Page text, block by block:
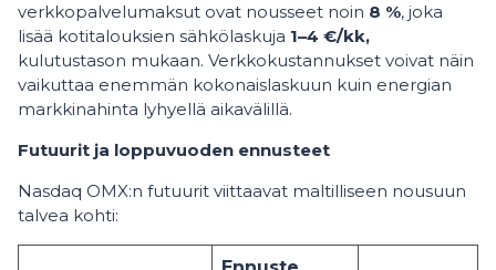
verkkopalvelumaksut ovat nousseet noin 8 %, joka
lisää kotitalouksien sähkölaskuja 1–4 €/kk,
kulutustason mukaan. Verkkokustannukset voivat näin
vaikuttaa enemmän kokonaislaskuun kuin energian
markkinahinta lyhyellä aikavälillä.
Futuurit ja loppuvuoden ennusteet
Nasdaq OMX:n futuurit viittaavat maltilliseen nousuun
talvea kohti: